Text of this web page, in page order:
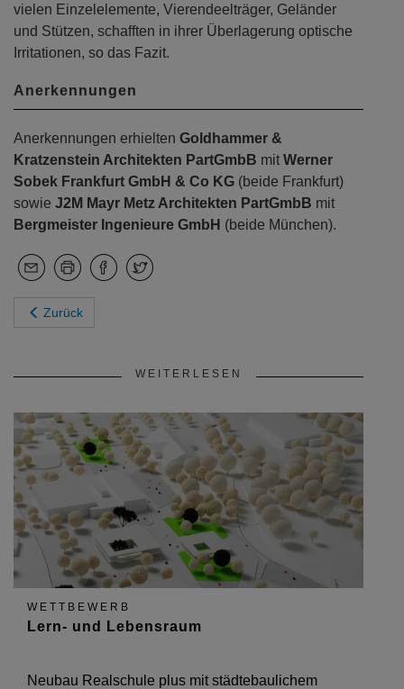
vielen Einzelelemente, Vierendeelträger, Geländer
und Stützen, schafften in ihrer Überlagerung optische
Irritationen, so das Fazit.
Anerkennungen
Anerkennungen erhielten Goldhammer &
Kratzenstein Architekten PartGmbB mit Werner
Sobek Frankfurt GmbH & Co KG (beide Frankfurt)
sowie J2M Mayr Metz Architekten PartGmbB mit
Bergmeister Ingenieure GmbH (beide München).
Zurück
WEITERLESEN
WETTBEWERB
Lern- und Lebensraum
Neubau Realschule plus mit städtebaulichem